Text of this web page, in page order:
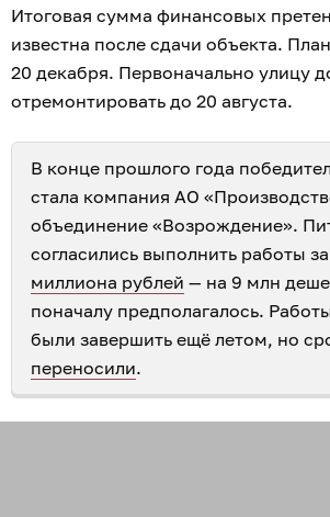
Итоговая сумма финансовых
известна после сдачи объекта.
20 декабря. Первоначально улицу
отремонтировать до 20 августа.
В конце прошлого года
стала компания АО
объединение «Возрождение».
согласились выполнить работы за
миллиона рублей — на 9 млн
поначалу предполагалось.
были завершить ещё летом, но
переносили.